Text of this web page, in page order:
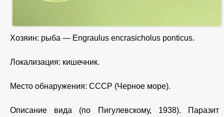
Хозяин: рыба — Engraulus encrasicholus ponticus.
Локализация: кишечник.
Место обнаружения: СССР (Черное море).
Описание вида (по Пигулевскому, 1938). Паразит